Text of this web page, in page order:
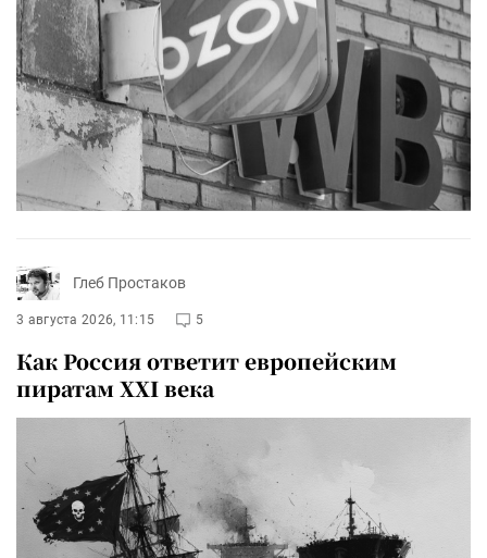
Глеб Простаков
3 августа 2026, 11:15 5
Как Россия ответит европейским
пиратам XXI века